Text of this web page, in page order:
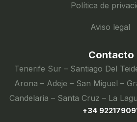
Política de
Aviso legal
Contacto
Tenerife Sur – Santiago Del
Arona – Adeje – San Miguel –
Candelaria – Santa Cruz – La
+34